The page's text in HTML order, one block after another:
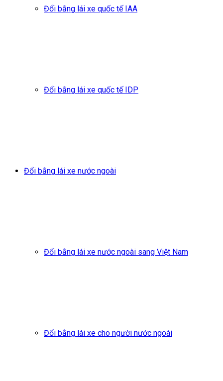
Đổi bằng lái xe quốc tế IAA
Đổi bằng lái xe quốc tế IDP
Đổi bằng lái xe nước ngoài
Đổi bằng lái xe nước ngoài sang Việt Nam
Đổi bằng lái xe cho người nước ngoài